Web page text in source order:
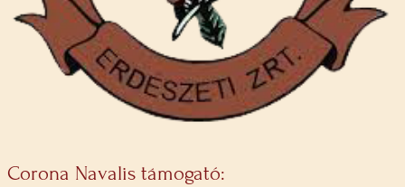
Corona Navalis támogató: